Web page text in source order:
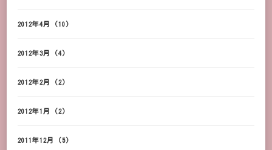
2012年4月 (10)
2012年3月 (4)
2012年2月 (2)
2012年1月 (2)
2011年12月 (5)